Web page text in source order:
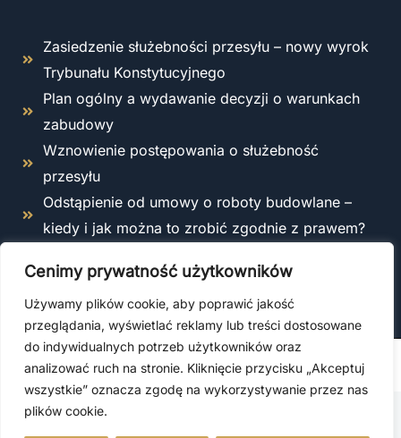
Cenimy prywatność użytkowników
Używamy plików cookie, aby poprawić jakość
przeglądania, wyświetlać reklamy lub treści dostosowane
do indywidualnych potrzeb użytkowników oraz
analizować ruch na stronie. Kliknięcie przycisku „Akceptuj
wszystkie” oznacza zgodę na wykorzystywanie przez nas
plików cookie.
Zasiedzenie służebności przesyłu – nowy wyrok
Trybunału Konstytucyjnego
Plan ogólny a wydawanie decyzji o warunkach
zabudowy
Wznowienie postępowania o służebność
przesyłu
Odstąpienie od umowy o roboty budowlane –
kiedy i jak można to zrobić zgodnie z prawem?
budowy?
© 2026 Usługi prawne